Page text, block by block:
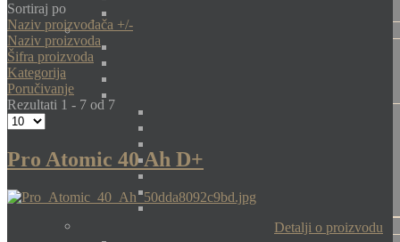
Sortiraj po
Naziv proizvođača +/-
Naziv proizvoda
Šifra proizvoda
Kategorija
Poručivanje
Rezultati 1 - 7 od 7
Pro Atomic 40 Ah D+
Detalji o proizvodu